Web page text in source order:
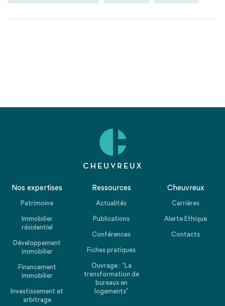
Nos expertises
Patrimoine
Immobilier
résidentiel
Développement
immobilier
Financement
immobilier
Investissement et
arbitrage
Ressources
Actualités
Publications
Conférences
Fiches pratiques
Ouvrage : “La
transformation de
bureaux en
logements”
Cheuvreux
Carrières
Alerte Ethique
Contacts